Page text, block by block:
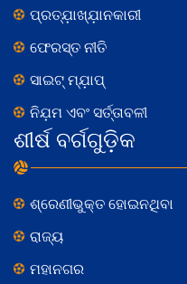
ପ୍ରତ୍ଯ଼ାଖ୍ଯ଼ାନକାରୀ
ଫେରସ୍ତ ନୀତି
ସାଇଟ୍ ମ୍ଯ଼ାପ୍
ନିଯ଼ମ ଏବଂ ସର୍ତ୍ତାବଳୀ
ଶୀର୍ଷ ବର୍ଗଗୁଡ଼ିକ
ଶ୍ରେଣୀଭୁକ୍ତ ହୋଇନଥିବା
ରାଜ୍ୟ
ମହାନଗର